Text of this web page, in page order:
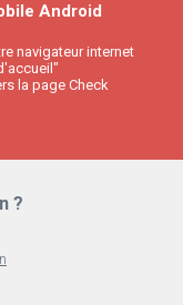
Android
navigateur internet
la page Check
?